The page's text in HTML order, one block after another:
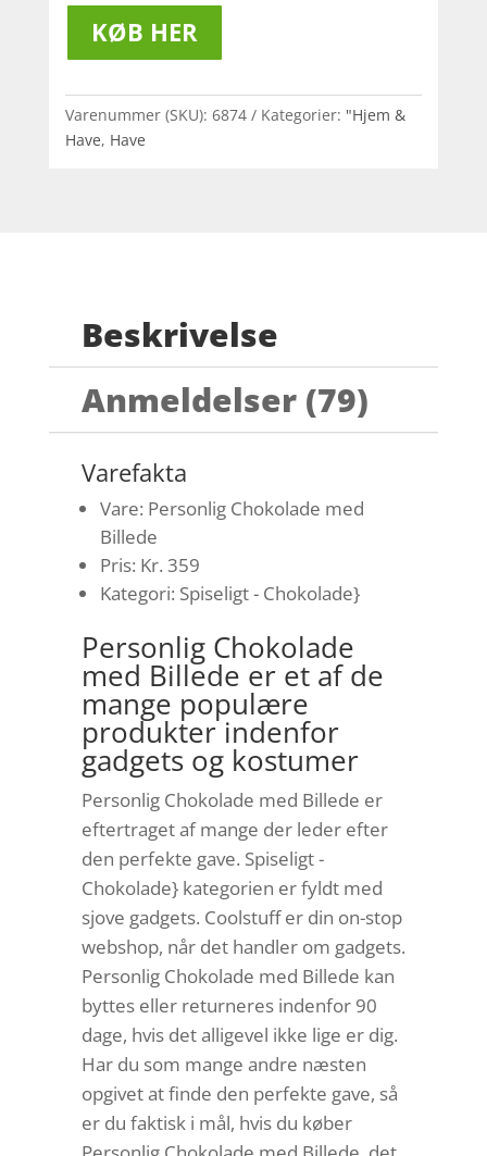
KØB HER
Varenummer (SKU): 6874 Kategorier: "Hjem &
Have, Have
Beskrivelse
Anmeldelser (79)
Varefakta
Vare: Personlig Chokolade med
Billede
Pris: Kr. 359
Kategori: Spiseligt - Chokolade}
Personlig Chokolade
med Billede er et af de
mange populære
produkter indenfor
gadgets og kostumer
Personlig Chokolade med Billede er
eftertraget af mange der leder efter
den perfekte gave. Spiseligt -
Chokolade} kategorien er fyldt med
sjove gadgets. Coolstuff er din on-stop
webshop, når det handler om gadgets.
Personlig Chokolade med Billede kan
byttes eller returneres indenfor 90
dage, hvis det alligevel ikke lige er dig.
Har du som mange andre næsten
opgivet at finde den perfekte gave, så
er du faktisk i mål, hvis du køber